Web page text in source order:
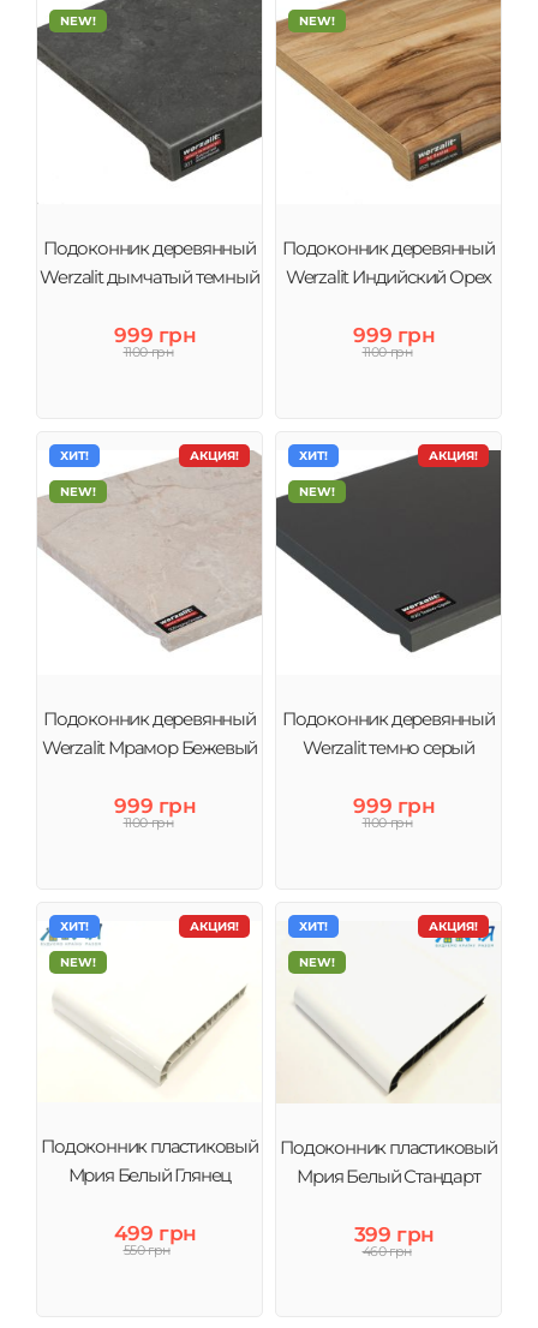
NEW!
Подоконник деревянный
Werzalit дымчатый темный
999 грн
1100 грн
NEW!
Подоконник деревянный
Werzalit Индийский Орех
999 грн
1100 грн
АКЦИЯ!
ХИТ!
NEW!
Подоконник деревянный
Werzalit Мрамор Бежевый
999 грн
1100 грн
АКЦИЯ!
ХИТ!
NEW!
Подоконник деревянный
Werzalit темно серый
999 грн
1100 грн
АКЦИЯ!
ХИТ!
NEW!
Подоконник пластиковый
Мрия Белый Глянец
499 грн
550 грн
АКЦИЯ!
ХИТ!
NEW!
Подоконник пластиковый
Мрия Белый Стандарт
399 грн
460 грн